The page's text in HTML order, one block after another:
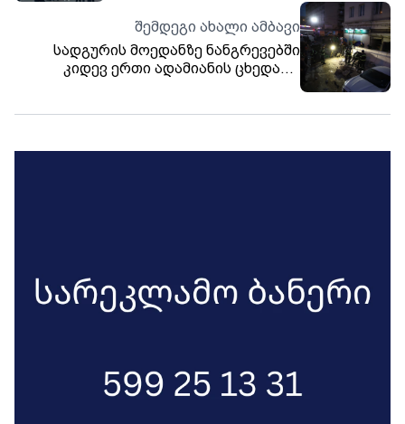
შემდეგი ახალი ამბავი
სადგურის მოედანზე ნანგრევებში
კიდევ ერთი ადამიანის ცხედარი